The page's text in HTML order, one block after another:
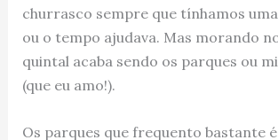
churrasco sempre que tínhamos
ou o tempo ajudava. Mas morando
quintal acaba sendo os parques ou
(que eu amo!).
Os parques que frequento bastante